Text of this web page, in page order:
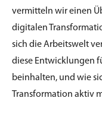
vermitteln wir einen
digitalen
sich die Arbeitswelt
diese Entwicklungen
beinhalten, und wie
Transformation aktiv